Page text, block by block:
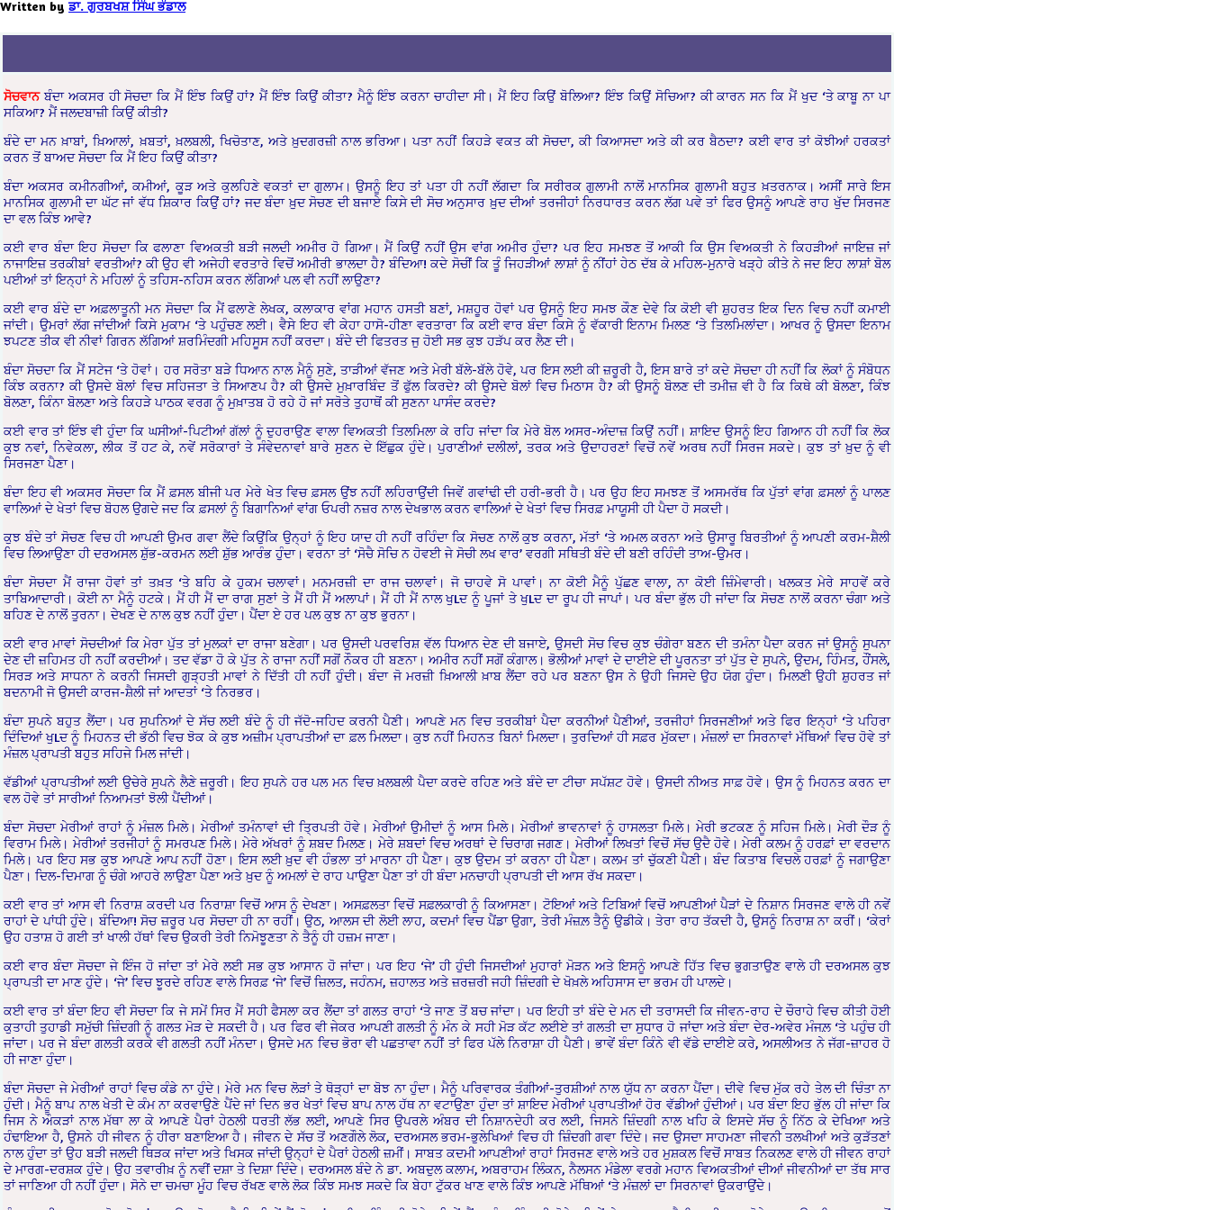
Written by ਡਾ. ਗੁਰਬਖਸ਼ ਸਿੰਘ ਭੰਡਾਲ
ਸੋਚਵਾਨ ਬੰਦਾ ਅਕਸਰ ਹੀ ਸੋਚਦਾ ਕਿ ਮੈਂ ਇੰਝ ਕਿਉਂ ਹਾਂ? ਮੈਂ ਇੰਝ ਕਿਉਂ ਕੀਤਾ? ਮੈਨੂੰ ਇੰਝ ਕਰਨਾ ਚਾਹੀਦਾ ਸੀ। ਮੈਂ ਇਹ ਕਿਉਂ ਬੋਲਿਆ? ਇੰਝ ਕਿਉਂ ਸੋਚਿਆ? ਕੀ ਕਾਰਨ ਸਨ ਕਿ ਮੈਂ ਖੁਦ ‘ਤੇ ਕਾਬੂ ਨਾ ਪਾ
ਸਕਿਆ? ਮੈਂ ਜਲਦਬਾਜ਼ੀ ਕਿਉਂ ਕੀਤੀ?
ਬੰਦੇ ਦਾ ਮਨ ਖ਼ਾਬਾਂ, ਖ਼ਿਆਲਾਂ, ਖ਼ਬਤਾਂ, ਖ਼ਲਬਲੀ, ਖਿਚੋਤਾਣ, ਅਤੇ ਖ਼ੁਦਗਰਜ਼ੀ ਨਾਲ ਭਰਿਆ। ਪਤਾ ਨਹੀਂ ਕਿਹੜੇ ਵਕਤ ਕੀ ਸੋਚਦਾ, ਕੀ ਕਿਆਸਦਾ ਅਤੇ ਕੀ ਕਰ ਬੈਠਦਾ? ਕਈ ਵਾਰ ਤਾਂ ਕੋਝੀਆਂ ਹਰਕਤਾਂ
ਕਰਨ ਤੋਂ ਬਾਅਦ ਸੋਚਦਾ ਕਿ ਮੈਂ ਇਹ ਕਿਉਂ ਕੀਤਾ?
ਬੰਦਾ ਅਕਸਰ ਕਮੀਨਗੀਆਂ, ਕਮੀਆਂ, ਕੂੜ ਅਤੇ ਕੁਲਹਿਣੇ ਵਕਤਾਂ ਦਾ ਗੁਲਾਮ। ਉਸਨੂੰ ਇਹ ਤਾਂ ਪਤਾ ਹੀ ਨਹੀਂ ਲੱਗਦਾ ਕਿ ਸਰੀਰਕ ਗੁਲਾਮੀ ਨਾਲੋਂ ਮਾਨਸਿਕ ਗੁਲਾਮੀ ਬਹੁਤ ਖ਼ਤਰਨਾਕ। ਅਸੀਂ ਸਾਰੇ ਇਸ
ਮਾਨਸਿਕ ਗੁਲਾਮੀ ਦਾ ਘੱਟ ਜਾਂ ਵੱਧ ਸ਼ਿਕਾਰ ਕਿਉਂ ਹਾਂ? ਜਦ ਬੰਦਾ ਖ਼ੁਦ ਸੋਚਣ ਦੀ ਬਜਾਏ ਕਿਸੇ ਦੀ ਸੋਚ ਅਨੁਸਾਰ ਖ਼ੁਦ ਦੀਆਂ ਤਰਜੀਹਾਂ ਨਿਰਧਾਰਤ ਕਰਨ ਲੱਗ ਪਵੇ ਤਾਂ ਫਿਰ ਉਸਨੂੰ ਆਪਣੇ ਰਾਹ ਖੁੱਦ ਸਿਰਜਣ
ਦਾ ਵਲ ਕਿੰਝ ਆਵੇ?
ਕਈ ਵਾਰ ਬੰਦਾ ਇਹ ਸੋਚਦਾ ਕਿ ਫਲਾਣਾ ਵਿਅਕਤੀ ਬੜੀ ਜਲਦੀ ਅਮੀਰ ਹੋ ਗਿਆ। ਮੈਂ ਕਿਉਂ ਨਹੀਂ ਉਸ ਵਾਂਗ ਅਮੀਰ ਹੁੰਦਾ? ਪਰ ਇਹ ਸਮਝਣ ਤੋਂ ਆਕੀ ਕਿ ਉਸ ਵਿਅਕਤੀ ਨੇ ਕਿਹੜੀਆਂ ਜਾਇਜ਼ ਜਾਂ
ਨਾਜਾਇਜ਼ ਤਰਕੀਬਾਂ ਵਰਤੀਆਂ? ਕੀ ਉਹ ਵੀ ਅਜੇਹੀ ਵਰਤਾਰੇ ਵਿਚੋਂ ਅਮੀਰੀ ਭਾਲਦਾ ਹੈ? ਬੰਦਿਆ! ਕਦੇ ਸੋਚੀਂ ਕਿ ਤੂੰ ਜਿਹੜੀਆਂ ਲਾਸ਼ਾਂ ਨੂੰ ਨੀਂਹਾਂ ਹੇਠ ਦੱਬ ਕੇ ਮਹਿਲ-ਮੁਨਾਰੇ ਖੜ੍ਹੇ ਕੀਤੇ ਨੇ ਜਦ ਇਹ ਲਾਸ਼ਾਂ ਬੋਲ
ਪਈਆਂ ਤਾਂ ਇਨ੍ਹਾਂ ਨੇ ਮਹਿਲਾਂ ਨੂੰ ਤਹਿਸ-ਨਹਿਸ ਕਰਨ ਲੱਗਿਆਂ ਪਲ ਵੀ ਨਹੀਂ ਲਾਉਣਾ?
ਕਈ ਵਾਰ ਬੰਦੇ ਦਾ ਅਫ਼ਲਾਤੂਨੀ ਮਨ ਸੋਚਦਾ ਕਿ ਮੈਂ ਫਲਾਣੇ ਲੇਖਕ, ਕਲਾਕਾਰ ਵਾਂਗ ਮਹਾਨ ਹਸਤੀ ਬਣਾਂ, ਮਸ਼ਹੂਰ ਹੋਵਾਂ ਪਰ ਉਸਨੂੰ ਇਹ ਸਮਝ ਕੌਣ ਦੇਵੇ ਕਿ ਕੋਈ ਵੀ ਸ਼ੁਹਰਤ ਇਕ ਦਿਨ ਵਿਚ ਨਹੀਂ ਕਮਾਈ
ਜਾਂਦੀ। ਉਮਰਾਂ ਲੱਗ ਜਾਂਦੀਆਂ ਕਿਸੇ ਮੁਕਾਮ ‘ਤੇ ਪਹੁੰਚਣ ਲਈ। ਵੈਸੇ ਇਹ ਵੀ ਕੇਹਾ ਹਾਸੋ-ਹੀਣਾ ਵਰਤਾਰਾ ਕਿ ਕਈ ਵਾਰ ਬੰਦਾ ਕਿਸੇ ਨੂੰ ਵੱਕਾਰੀ ਇਨਾਮ ਮਿਲਣ ‘ਤੇ ਤਿਲਮਿਲਾਂਦਾ। ਆਖਰ ਨੂੰ ਉਸਦਾ ਇਨਾਮ
ਝਪਟਣ ਤੀਕ ਵੀ ਨੀਵਾਂ ਗਿਰਨ ਲੱਗਿਆਂ ਸ਼ਰਮਿੰਦਗੀ ਮਹਿਸੂਸ ਨਹੀਂ ਕਰਦਾ। ਬੰਦੇ ਦੀ ਫਿਤਰਤ ਜੁ ਹੋਈ ਸਭ ਕੁਝ ਹੜੱਪ ਕਰ ਲੈਣ ਦੀ।
ਬੰਦਾ ਸੋਚਦਾ ਕਿ ਮੈਂ ਸਟੇਜ ‘ਤੇ ਹੋਵਾਂ। ਹਰ ਸਰੋਤਾ ਬੜੇ ਧਿਆਨ ਨਾਲ ਮੈਨੂੰ ਸੁਣੇ, ਤਾੜੀਆਂ ਵੱਜਣ ਅਤੇ ਮੇਰੀ ਬੱਲੇ-ਬੱਲੇ ਹੋਵੇ, ਪਰ ਇਸ ਲਈ ਕੀ ਜ਼ਰੂਰੀ ਹੈ, ਇਸ ਬਾਰੇ ਤਾਂ ਕਦੇ ਸੋਚਦਾ ਹੀ ਨਹੀਂ ਕਿ ਲੋਕਾਂ ਨੂੰ ਸੰਬੋਧਨ
ਕਿੰਝ ਕਰਨਾ? ਕੀ ਉਸਦੇ ਬੋਲਾਂ ਵਿਚ ਸਹਿਜਤਾ ਤੇ ਸਿਆਣਪ ਹੈ? ਕੀ ਉਸਦੇ ਮੁਖ਼ਾਰਬਿੰਦ ਤੋਂ ਫੁੱਲ ਕਿਰਦੇ? ਕੀ ਉਸਦੇ ਬੋਲਾਂ ਵਿਚ ਮਿਠਾਸ ਹੈ? ਕੀ ਉਸਨੂੰ ਬੋਲਣ ਦੀ ਤਮੀਜ਼ ਵੀ ਹੈ ਕਿ ਕਿਥੇ ਕੀ ਬੋਲਣਾ, ਕਿੰਝ
ਬੋਲਣਾ, ਕਿੰਨਾ ਬੋਲਣਾ ਅਤੇ ਕਿਹੜੇ ਪਾਠਕ ਵਰਗ ਨੂੰ ਮੁਖ਼ਾਤਬ ਹੋ ਰਹੇ ਹੋ ਜਾਂ ਸਰੋਤੇ ਤੁਹਾਥੋਂ ਕੀ ਸੁਣਨਾ ਪਾਸੰਦ ਕਰਦੇ?
ਕਈ ਵਾਰ ਤਾਂ ਇੰਝ ਵੀ ਹੁੰਦਾ ਕਿ ਘਸੀਆਂ-ਪਿਟੀਆਂ ਗੱਲਾਂ ਨੂੰ ਦੁਹਰਾਉਣ ਵਾਲਾ ਵਿਅਕਤੀ ਤਿਲਮਿਲਾ ਕੇ ਰਹਿ ਜਾਂਦਾ ਕਿ ਮੇਰੇ ਬੋਲ ਅਸਰ-ਅੰਦਾਜ਼ ਕਿਉਂ ਨਹੀਂ। ਸ਼ਾਇਦ ਉਸਨੂੰ ਇਹ ਗਿਆਨ ਹੀ ਨਹੀਂ ਕਿ ਲੋਕ
ਕੁਝ ਨਵਾਂ, ਨਿਵੇਕਲਾ, ਲੀਕ ਤੋਂ ਹਟ ਕੇ, ਨਵੇਂ ਸਰੋਕਾਰਾਂ ਤੇ ਸੰਵੇਦਨਾਵਾਂ ਬਾਰੇ ਸੁਣਨ ਦੇ ਇੱਛੁਕ ਹੁੰਦੇ। ਪੁਰਾਣੀਆਂ ਦਲੀਲਾਂ, ਤਰਕ ਅਤੇ ਉਦਾਹਰਣਾਂ ਵਿਚੋਂ ਨਵੇਂ ਅਰਥ ਨਹੀਂ ਸਿਰਜ ਸਕਦੇ। ਕੁਝ ਤਾਂ ਖ਼ੁਦ ਨੂੰ ਵੀ
ਸਿਰਜਣਾ ਪੈਣਾ।
ਬੰਦਾ ਇਹ ਵੀ ਅਕਸਰ ਸੋਚਦਾ ਕਿ ਮੈਂ ਫ਼ਸਲ ਬੀਜੀ ਪਰ ਮੇਰੇ ਖੇਤ ਵਿਚ ਫ਼ਸਲ ਉਂਝ ਨਹੀਂ ਲਹਿਰਾਉਂਦੀ ਜਿਵੇਂ ਗਵਾਂਢੀ ਦੀ ਹਰੀ-ਭਰੀ ਹੈ। ਪਰ ਉਹ ਇਹ ਸਮਝਣ ਤੋਂ ਅਸਮਰੱਥ ਕਿ ਪੁੱਤਾਂ ਵਾਂਗ ਫ਼ਸਲਾਂ ਨੂੰ ਪਾਲਣ
ਵਾਲਿਆਂ ਦੇ ਖੇਤਾਂ ਵਿਚ ਬੋਹਲ ਉਗਦੇ ਜਦ ਕਿ ਫ਼ਸਲਾਂ ਨੂੰ ਬਿਗਾਨਿਆਂ ਵਾਂਗ ਓਪਰੀ ਨਜ਼ਰ ਨਾਲ ਦੇਖਭਾਲ ਕਰਨ ਵਾਲਿਆਂ ਦੇ ਖੇਤਾਂ ਵਿਚ ਸਿਰਫ਼ ਮਾਯੂਸੀ ਹੀ ਪੈਦਾ ਹੋ ਸਕਦੀ।
ਕੁਝ ਬੰਦੇ ਤਾਂ ਸੋਚਣ ਵਿਚ ਹੀ ਆਪਣੀ ਉਮਰ ਗਵਾ ਲੈਂਦੇ ਕਿਉਂਕਿ ਉਨ੍ਹਾਂ ਨੂੰ ਇਹ ਯਾਦ ਹੀ ਨਹੀਂ ਰਹਿੰਦਾ ਕਿ ਸੋਚਣ ਨਾਲੋਂ ਕੁਝ ਕਰਨਾ, ਮੱਤਾਂ ‘ਤੇ ਅਮਲ ਕਰਨਾ ਅਤੇ ਉਸਾਰੂ ਬਿਰਤੀਆਂ ਨੂੰ ਆਪਣੀ ਕਰਮ-ਸ਼ੈਲੀ
ਵਿਚ ਲਿਆਉਣਾ ਹੀ ਦਰਅਸਲ ਸ਼ੁੱਭ-ਕਰਮਨ ਲਈ ਸ਼ੁੱਭ ਆਰੰਭ ਹੁੰਦਾ। ਵਰਨਾ ਤਾਂ ‘ਸੋਚੈ ਸੋਚਿ ਨ ਹੋਵਈ ਜੇ ਸੋਚੀ ਲਖ ਵਾਰ’ ਵਰਗੀ ਸਥਿਤੀ ਬੰਦੇ ਦੀ ਬਣੀ ਰਹਿੰਦੀ ਤਾਅ-ਉਮਰ।
ਬੰਦਾ ਸੋਚਦਾ ਮੈਂ ਰਾਜਾ ਹੋਵਾਂ ਤਾਂ ਤਖ਼ਤ ‘ਤੇ ਬਹਿ ਕੇ ਹੁਕਮ ਚਲਾਵਾਂ। ਮਨਮਰਜ਼ੀ ਦਾ ਰਾਜ ਚਲਾਵਾਂ। ਜੋ ਚਾਹਵੇ ਸੋ ਪਾਵਾਂ। ਨਾ ਕੋਈ ਮੈਨੂੰ ਪੁੱਛਣ ਵਾਲਾ, ਨਾ ਕੋਈ ਜ਼ਿੰਮੇਵਾਰੀ। ਖਲਕਤ ਮੇਰੇ ਸਾਹਵੇਂ ਕਰੇ
ਤਾਬਿਆਦਾਰੀ। ਕੋਈ ਨਾ ਮੈਨੂੰ ਹਟਕੇ। ਮੈਂ ਹੀ ਮੈਂ ਦਾ ਰਾਗ ਸੁਣਾਂ ਤੇ ਮੈਂ ਹੀ ਮੈਂ ਅਲਾਪਾਂ। ਮੈਂ ਹੀ ਮੈਂ ਨਾਲ ਖੁLਦ ਨੂੰ ਪੂਜਾਂ ਤੇ ਖੁLਦ ਦਾ ਰੂਪ ਹੀ ਜਾਪਾਂ। ਪਰ ਬੰਦਾ ਭੁੱਲ ਹੀ ਜਾਂਦਾ ਕਿ ਸੋਚਣ ਨਾਲੋਂ ਕਰਨਾ ਚੰਗਾ ਅਤੇ
ਬਹਿਣ ਦੇ ਨਾਲੋਂ ਤੁਰਨਾ। ਦੇਖਣ ਦੇ ਨਾਲ ਕੁਝ ਨਹੀਂ ਹੁੰਦਾ। ਪੈਂਦਾ ਏ ਹਰ ਪਲ ਕੁਝ ਨਾ ਕੁਝ ਭੁਰਨਾ।
ਕਈ ਵਾਰ ਮਾਵਾਂ ਸੋਚਦੀਆਂ ਕਿ ਮੇਰਾ ਪੁੱਤ ਤਾਂ ਮੁਲਕਾਂ ਦਾ ਰਾਜਾ ਬਣੇਗਾ। ਪਰ ਉਸਦੀ ਪਰਵਰਿਸ਼ ਵੱਲ ਧਿਆਨ ਦੇਣ ਦੀ ਬਜਾਏ, ਉਸਦੀ ਸੋਚ ਵਿਚ ਕੁਝ ਚੰਗੇਰਾ ਬਣਨ ਦੀ ਤਮੰਨਾ ਪੈਦਾ ਕਰਨ ਜਾਂ ਉਸਨੂੰ ਸੁਪਨਾ
ਦੇਣ ਦੀ ਜ਼ਹਿਮਤ ਹੀ ਨਹੀਂ ਕਰਦੀਆਂ। ਤਦ ਵੱਡਾ ਹੋ ਕੇ ਪੁੱਤ ਨੇ ਰਾਜਾ ਨਹੀਂ ਸਗੋਂ ਨੌਕਰ ਹੀ ਬਣਨਾ। ਅਮੀਰ ਨਹੀਂ ਸਗੋਂ ਕੰਗਾਲ। ਭੋਲੀਆਂ ਮਾਵਾਂ ਦੇ ਦਾਈਏ ਦੀ ਪੂਰਨਤਾ ਤਾਂ ਪੁੱਤ ਦੇ ਸੁਪਨੇ, ਉਦਮ, ਹਿੰਮਤ, ਹੌਂਸਲੇ,
ਸਿਰੜ ਅਤੇ ਸਾਧਨਾ ਨੇ ਕਰਨੀ ਜਿਸਦੀ ਗੁੜ੍ਹਤੀ ਮਾਵਾਂ ਨੇ ਦਿੱਤੀ ਹੀ ਨਹੀਂ ਹੁੰਦੀ। ਬੰਦਾ ਜੋ ਮਰਜ਼ੀ ਖ਼ਿਆਲੀ ਖ਼ਾਬ ਲੈਂਦਾ ਰਹੇ ਪਰ ਬਣਨਾ ਉਸ ਨੇ ਉਹੀ ਜਿਸਦੇ ਉਹ ਯੋਗ ਹੁੰਦਾ। ਮਿਲਣੀ ਉਹੀ ਸ਼ੁਹਰਤ ਜਾਂ
ਬਦਨਾਮੀ ਜੋ ਉਸਦੀ ਕਾਰਜ-ਸ਼ੈਲੀ ਜਾਂ ਆਦਤਾਂ ‘ਤੇ ਨਿਰਭਰ।
ਬੰਦਾ ਸੁਪਨੇ ਬਹੁਤ ਲੈਂਦਾ। ਪਰ ਸੁਪਨਿਆਂ ਦੇ ਸੱਚ ਲਈ ਬੰਦੇ ਨੂੰ ਹੀ ਜੱਦੋ-ਜਹਿਦ ਕਰਨੀ ਪੈਣੀ। ਆਪਣੇ ਮਨ ਵਿਚ ਤਰਕੀਬਾਂ ਪੈਦਾ ਕਰਨੀਆਂ ਪੈਣੀਆਂ, ਤਰਜੀਹਾਂ ਸਿਰਜਣੀਆਂ ਅਤੇ ਫਿਰ ਇਨ੍ਹਾਂ ‘ਤੇ ਪਹਿਰਾ
ਦਿੰਦਿਆਂ ਖੁLਦ ਨੂੰ ਮਿਹਨਤ ਦੀ ਭੱਠੀ ਵਿਚ ਝੋਕ ਕੇ ਕੁਝ ਅਜ਼ੀਮ ਪ੍ਰਾਪਤੀਆਂ ਦਾ ਫ਼ਲ ਮਿਲਦਾ। ਕੁਝ ਨਹੀਂ ਮਿਹਨਤ ਬਿਨਾਂ ਮਿਲਦਾ। ਤੁਰਦਿਆਂ ਹੀ ਸਫ਼ਰ ਮੁੱਕਦਾ। ਮੰਜ਼ਲਾਂ ਦਾ ਸਿਰਨਾਵਾਂ ਮੱਥਿਆਂ ਵਿਚ ਹੋਵੇ ਤਾਂ
ਮੰਜ਼ਲ ਪ੍ਰਾਪਤੀ ਬਹੁਤ ਸਹਿਜੇ ਮਿਲ ਜਾਂਦੀ।
ਵੱਡੀਆਂ ਪ੍ਰਾਪਤੀਆਂ ਲਈ ਉਚੇਰੇ ਸੁਪਨੇ ਲੈਣੇ ਜ਼ਰੂਰੀ। ਇਹ ਸੁਪਨੇ ਹਰ ਪਲ ਮਨ ਵਿਚ ਖ਼ਲਬਲੀ ਪੈਦਾ ਕਰਦੇ ਰਹਿਣ ਅਤੇ ਬੰਦੇ ਦਾ ਟੀਚਾ ਸਪੱਸ਼ਟ ਹੋਵੇ। ਉਸਦੀ ਨੀਅਤ ਸਾਫ਼ ਹੋਵੇ। ਉਸ ਨੂੰ ਮਿਹਨਤ ਕਰਨ ਦਾ
ਵਲ ਹੋਵੇ ਤਾਂ ਸਾਰੀਆਂ ਨਿਆਮਤਾਂ ਝੋਲੀ ਪੈਂਦੀਆਂ।
ਬੰਦਾ ਸੋਚਦਾ ਮੇਰੀਆਂ ਰਾਹਾਂ ਨੂੰ ਮੰਜ਼ਲ ਮਿਲੇ। ਮੇਰੀਆਂ ਤਮੰਨਾਵਾਂ ਦੀ ਤ੍ਰਿਪਤੀ ਹੋਵੇ। ਮੇਰੀਆਂ ਉਮੀਦਾਂ ਨੂੰ ਆਸ ਮਿਲੇ। ਮੇਰੀਆਂ ਭਾਵਨਾਵਾਂ ਨੂੰ ਹਾਸਲਤਾ ਮਿਲੇ। ਮੇਰੀ ਭਟਕਣ ਨੂੰ ਸਹਿਜ ਮਿਲੇ। ਮੇਰੀ ਦੌੜ ਨੂੰ
ਵਿਰਾਮ ਮਿਲੇ। ਮੇਰੀਆਂ ਤਰਜੀਹਾਂ ਨੂੰ ਸਮਰਪਣ ਮਿਲੇ। ਮੇਰੇ ਅੱਖਰਾਂ ਨੂੰ ਸ਼ਬਦ ਮਿਲਣ। ਮੇਰੇ ਸ਼ਬਦਾਂ ਵਿਚ ਅਰਥਾਂ ਦੇ ਚਿਰਾਗ ਜਗਣ। ਮੇਰੀਆਂ ਲਿਖਤਾਂ ਵਿਚੋਂ ਸੱਚ ਉਦੈ ਹੋਵੇ। ਮੇਰੀ ਕਲਮ ਨੂੰ ਹਰਫ਼ਾਂ ਦਾ ਵਰਦਾਨ
ਮਿਲੇ। ਪਰ ਇਹ ਸਭ ਕੁਝ ਆਪਣੇ ਆਪ ਨਹੀਂ ਹੋਣਾ। ਇਸ ਲਈ ਖ਼ੁਦ ਵੀ ਹੰਭਲਾ ਤਾਂ ਮਾਰਨਾ ਹੀ ਪੈਣਾ। ਕੁਝ ਉਦਮ ਤਾਂ ਕਰਨਾ ਹੀ ਪੈਣਾ। ਕਲਮ ਤਾਂ ਚੁੱਕਣੀ ਪੈਣੀ। ਬੰਦ ਕਿਤਾਬ ਵਿਚਲੇ ਹਰਫ਼ਾਂ ਨੂੰ ਜਗਾਉਣਾ
ਪੈਣਾ। ਦਿਲ-ਦਿਮਾਗ ਨੂੰ ਚੰਗੇ ਆਹਰੇ ਲਾਉਣਾ ਪੈਣਾ ਅਤੇ ਖ਼ੁਦ ਨੂੰ ਅਮਲਾਂ ਦੇ ਰਾਹ ਪਾਉਣਾ ਪੈਣਾ ਤਾਂ ਹੀ ਬੰਦਾ ਮਨਚਾਹੀ ਪ੍ਰਾਪਤੀ ਦੀ ਆਸ ਰੱਖ ਸਕਦਾ।
ਕਈ ਵਾਰ ਤਾਂ ਆਸ ਵੀ ਨਿਰਾਸ਼ ਕਰਦੀ ਪਰ ਨਿਰਾਸ਼ਾ ਵਿਚੋਂ ਆਸ ਨੂੰ ਦੇਖਣਾ। ਅਸਫ਼ਲਤਾ ਵਿਚੋਂ ਸਫ਼ਲਕਾਰੀ ਨੂੰ ਕਿਆਸਣਾ। ਟੋਇਆਂ ਅਤੇ ਟਿਬਿਆਂ ਵਿਚੋਂ ਆਪਣੀਆਂ ਪੈੜਾਂ ਦੇ ਨਿਸ਼ਾਨ ਸਿਰਜਣ ਵਾਲੇ ਹੀ ਨਵੇਂ
ਰਾਹਾਂ ਦੇ ਪਾਂਧੀ ਹੁੰਦੇ। ਬੰਦਿਆ! ਸੋਚ ਜ਼ਰੂਰ ਪਰ ਸੋਚਦਾ ਹੀ ਨਾ ਰਹੀਂ। ਉਠ, ਆਲਸ ਦੀ ਲੋਈ ਲਾਹ, ਕਦਮਾਂ ਵਿਚ ਪੈਂਡਾ ਉਗਾ, ਤੇਰੀ ਮੰਜ਼ਲ਼ ਤੈਨੂੰ ਉਡੀਕੇ। ਤੇਰਾ ਰਾਹ ਤੱਕਦੀ ਹੈ, ਉਸਨੂੰ ਨਿਰਾਸ਼ ਨਾ ਕਰੀਂ। ‘ਕੇਰਾਂ
ਉਹ ਹਤਾਸ਼ ਹੋ ਗਈ ਤਾਂ ਖਾਲੀ ਹੱਥਾਂ ਵਿਚ ਉਕਰੀ ਤੇਰੀ ਨਿਮੋਝੂਣਤਾ ਨੇ ਤੈਨੂੰ ਹੀ ਹਜ਼ਮ ਜਾਣਾ।
ਕਈ ਵਾਰ ਬੰਦਾ ਸੋਚਦਾ ਜੇ ਇੰਜ ਹੋ ਜਾਂਦਾ ਤਾਂ ਮੇਰੇ ਲਈ ਸਭ ਕੁਝ ਆਸਾਨ ਹੋ ਜਾਂਦਾ। ਪਰ ਇਹ ‘ਜੇ’ ਹੀ ਹੁੰਦੀ ਜਿਸਦੀਆਂ ਮੁਹਾਰਾਂ ਮੋੜਨ ਅਤੇ ਇਸਨੂੰ ਆਪਣੇ ਹਿੱਤ ਵਿਚ ਭੁਗਤਾਉਣ ਵਾਲੇ ਹੀ ਦਰਅਸਲ ਕੁਝ
ਪ੍ਰਾਪਤੀ ਦਾ ਮਾਣ ਹੁੰਦੇ। ‘ਜੇ’ ਵਿਚ ਝੂਰਦੇ ਰਹਿਣ ਵਾਲੇ ਸਿਰਫ਼ ‘ਜੇ’ ਵਿਚੋਂ ਜ਼ਿਲਤ, ਜਹੰਨਮ, ਜ਼ਹਾਲਤ ਅਤੇ ਜ਼ਰਜ਼ਰੀ ਜਹੀ ਜ਼ਿੰਦਗੀ ਦੇ ਖੋਖ਼ਲੇ ਅਹਿਸਾਸ ਦਾ ਭਰਮ ਹੀ ਪਾਲਦੇ।
ਕਈ ਵਾਰ ਤਾਂ ਬੰਦਾ ਇਹ ਵੀ ਸੋਚਦਾ ਕਿ ਜੇ ਸਮੇਂ ਸਿਰ ਮੈਂ ਸਹੀ ਫੈਸਲਾ ਕਰ ਲੈਂਦਾ ਤਾਂ ਗਲਤ ਰਾਹਾਂ ‘ਤੇ ਜਾਣ ਤੋਂ ਬਚ ਜਾਂਦਾ। ਪਰ ਇਹੀ ਤਾਂ ਬੰਦੇ ਦੇ ਮਨ ਦੀ ਤਰਾਸਦੀ ਕਿ ਜੀਵਨ-ਰਾਹ ਦੇ ਚੌਰਾਹੇ ਵਿਚ ਕੀਤੀ ਹੋਈ
ਕੁਤਾਹੀ ਤੁਹਾਡੀ ਸਮੁੱਚੀ ਜ਼ਿੰਦਗੀ ਨੂੰ ਗਲਤ ਮੋੜ ਦੇ ਸਕਦੀ ਹੈ। ਪਰ ਫਿਰ ਵੀ ਜੇਕਰ ਆਪਣੀ ਗਲਤੀ ਨੂੰ ਮੰਨ ਕੇ ਸਹੀ ਮੋੜ ਕੱਟ ਲਈਏ ਤਾਂ ਗਲਤੀ ਦਾ ਸੁਧਾਰ ਹੋ ਜਾਂਦਾ ਅਤੇ ਬੰਦਾ ਦੇਰ-ਅਵੇਰ ਮੰਜਲ਼ ‘ਤੇ ਪਹੁੰਚ ਹੀ
ਜਾਂਦਾ। ਪਰ ਜੇ ਬੰਦਾ ਗਲਤੀ ਕਰਕੇ ਵੀ ਗਲਤੀ ਨਹੀਂ ਮੰਨਦਾ। ਉਸਦੇ ਮਨ ਵਿਚ ਭੋਰਾ ਵੀ ਪਛਤਾਵਾ ਨਹੀਂ ਤਾਂ ਫਿਰ ਪੱਲੇ ਨਿਰਾਸ਼ਾ ਹੀ ਪੈਣੀ। ਭਾਵੇਂ ਬੰਦਾ ਕਿੰਨੇ ਵੀ ਵੱਡੇ ਦਾਈਏ ਕਰੇ, ਅਸਲੀਅਤ ਨੇ ਜੱਗ-ਜ਼ਾਹਰ ਹੋ
ਹੀ ਜਾਣਾ ਹੁੰਦਾ।
ਬੰਦਾ ਸੋਚਦਾ ਜੇ ਮੇਰੀਆਂ ਰਾਹਾਂ ਵਿਚ ਕੰਡੇ ਨਾ ਹੁੰਦੇ। ਮੇਰੇ ਮਨ ਵਿਚ ਲੋੜਾਂ ਤੇ ਥੋੜ੍ਹਾਂ ਦਾ ਬੋਝ ਨਾ ਹੁੰਦਾ। ਮੈਨੂੰ ਪਰਿਵਾਰਕ ਤੰਗੀਆਂ-ਤੁਰਸ਼ੀਆਂ ਨਾਲ ਯੁੱਧ ਨਾ ਕਰਨਾ ਪੈਂਦਾ। ਦੀਵੇ ਵਿਚ ਮੁੱਕ ਰਹੇ ਤੇਲ ਦੀ ਚਿੰਤਾ ਨਾ
ਹੁੰਦੀ। ਮੈਨੂੰ ਬਾਪ ਨਾਲ ਖੇਤੀ ਦੇ ਕੰਮ ਨਾ ਕਰਵਾਉਣੇ ਪੈਂਦੇ ਜਾਂ ਦਿਨ ਭਰ ਖੇਤਾਂ ਵਿਚ ਬਾਪ ਨਾਲ ਹੱਥ ਨਾ ਵਟਾਉਣਾ ਹੁੰਦਾ ਤਾਂ ਸ਼ਾਇਦ ਮੇਰੀਆਂ ਪ੍ਰਾਪਤੀਆਂ ਹੋਰ ਵੱਡੀਆਂ ਹੁੰਦੀਆਂ। ਪਰ ਬੰਦਾ ਇਹ ਭੁੱਲ ਹੀ ਜਾਂਦਾ ਕਿ
ਜਿਸ ਨੇ ਔਕੜਾਂ ਨਾਲ ਮੱਥਾ ਲਾ ਕੇ ਆਪਣੇ ਪੈਰਾਂ ਹੇਠਲੀ ਧਰਤੀ ਲੱਭ ਲਈ, ਆਪਣੇ ਸਿਰ ਉਪਰਲੇ ਅੰਬਰ ਦੀ ਨਿਸ਼ਾਨਦੇਹੀ ਕਰ ਲਈ, ਜਿਸਨੇ ਜ਼ਿੰਦਗੀ ਨਾਲ ਖਹਿ ਕੇ ਇਸਦੇ ਸੱਚ ਨੂੰ ਨਿੱਠ ਕੇ ਦੇਖਿਆ ਅਤੇ
ਹੰਢਾਇਆ ਹੈ, ਉਸਨੇ ਹੀ ਜੀਵਨ ਨੂੰ ਹੀਰਾ ਬਣਾਇਆ ਹੈ। ਜੀਵਨ ਦੇ ਸੱਚ ਤੋਂ ਅਣਗੌਲੇ ਲੋਕ, ਦਰਅਸਲ ਭਰਮ-ਭੁਲੇਖਿਆਂ ਵਿਚ ਹੀ ਜ਼ਿੰਦਗੀ ਗਵਾ ਦਿੰਦੇ। ਜਦ ਉਸਦਾ ਸਾਹਮਣਾ ਜੀਵਨੀ ਤਲਖੀਆਂ ਅਤੇ ਕੁੜੱਤਣਾਂ
ਨਾਲ ਹੁੰਦਾ ਤਾਂ ਉਹ ਬੜੀ ਜਲਦੀ ਥਿੜਕ ਜਾਂਦਾ ਅਤੇ ਖਿਸਕ ਜਾਂਦੀ ਉਨ੍ਹਾਂ ਦੇ ਪੈਰਾਂ ਹੇਠਲੀ ਜ਼ਮੀਂ। ਸਾਬਤ ਕਦਮੀ ਆਪਣੀਆਂ ਰਾਹਾਂ ਸਿਰਜਣ ਵਾਲੇ ਅਤੇ ਹਰ ਮੁਸ਼ਕਲ ਵਿਚੋਂ ਸਾਬਤ ਨਿਕਲਣ ਵਾਲੇ ਹੀ ਜੀਵਨ ਰਾਹਾਂ
ਦੇ ਮਾਰਗ-ਦਰਸ਼ਕ ਹੁੰਦੇ। ਉਹ ਤਵਾਰੀਖ਼ ਨੂੰ ਨਵੀਂ ਦਸ਼ਾ ਤੇ ਦਿਸ਼ਾ ਦਿੰਦੇ। ਦਰਅਸਲ ਬੰਦੇ ਨੇ ਡਾ. ਅਬਦੁਲ ਕਲਾਮ, ਅਬਰਾਹਮ ਲਿੰਕਨ, ਨੈਲਸਨ ਮੰਡੇਲਾ ਵਰਗੇ ਮਹਾਨ ਵਿਅਕਤੀਆਂ ਦੀਆਂ ਜੀਵਨੀਆਂ ਦਾ ਤੱਥ ਸਾਰ
ਤਾਂ ਜਾਣਿਆ ਹੀ ਨਹੀਂ ਹੁੰਦਾ। ਸੋਨੇ ਦਾ ਚਮਚਾ ਮੂੰਹ ਵਿਚ ਰੱਖਣ ਵਾਲੇ ਲੋਕ ਕਿੰਝ ਸਮਝ ਸਕਦੇ ਕਿ ਬੇਹਾ ਟੁੱਕਰ ਖਾਣ ਵਾਲੇ ਕਿੰਝ ਆਪਣੇ ਮੱਥਿਆਂ ‘ਤੇ ਮੰਜ਼ਲਾਂ ਦਾ ਸਿਰਨਾਵਾਂ ਉਕਰਾਉਂਦੇ।